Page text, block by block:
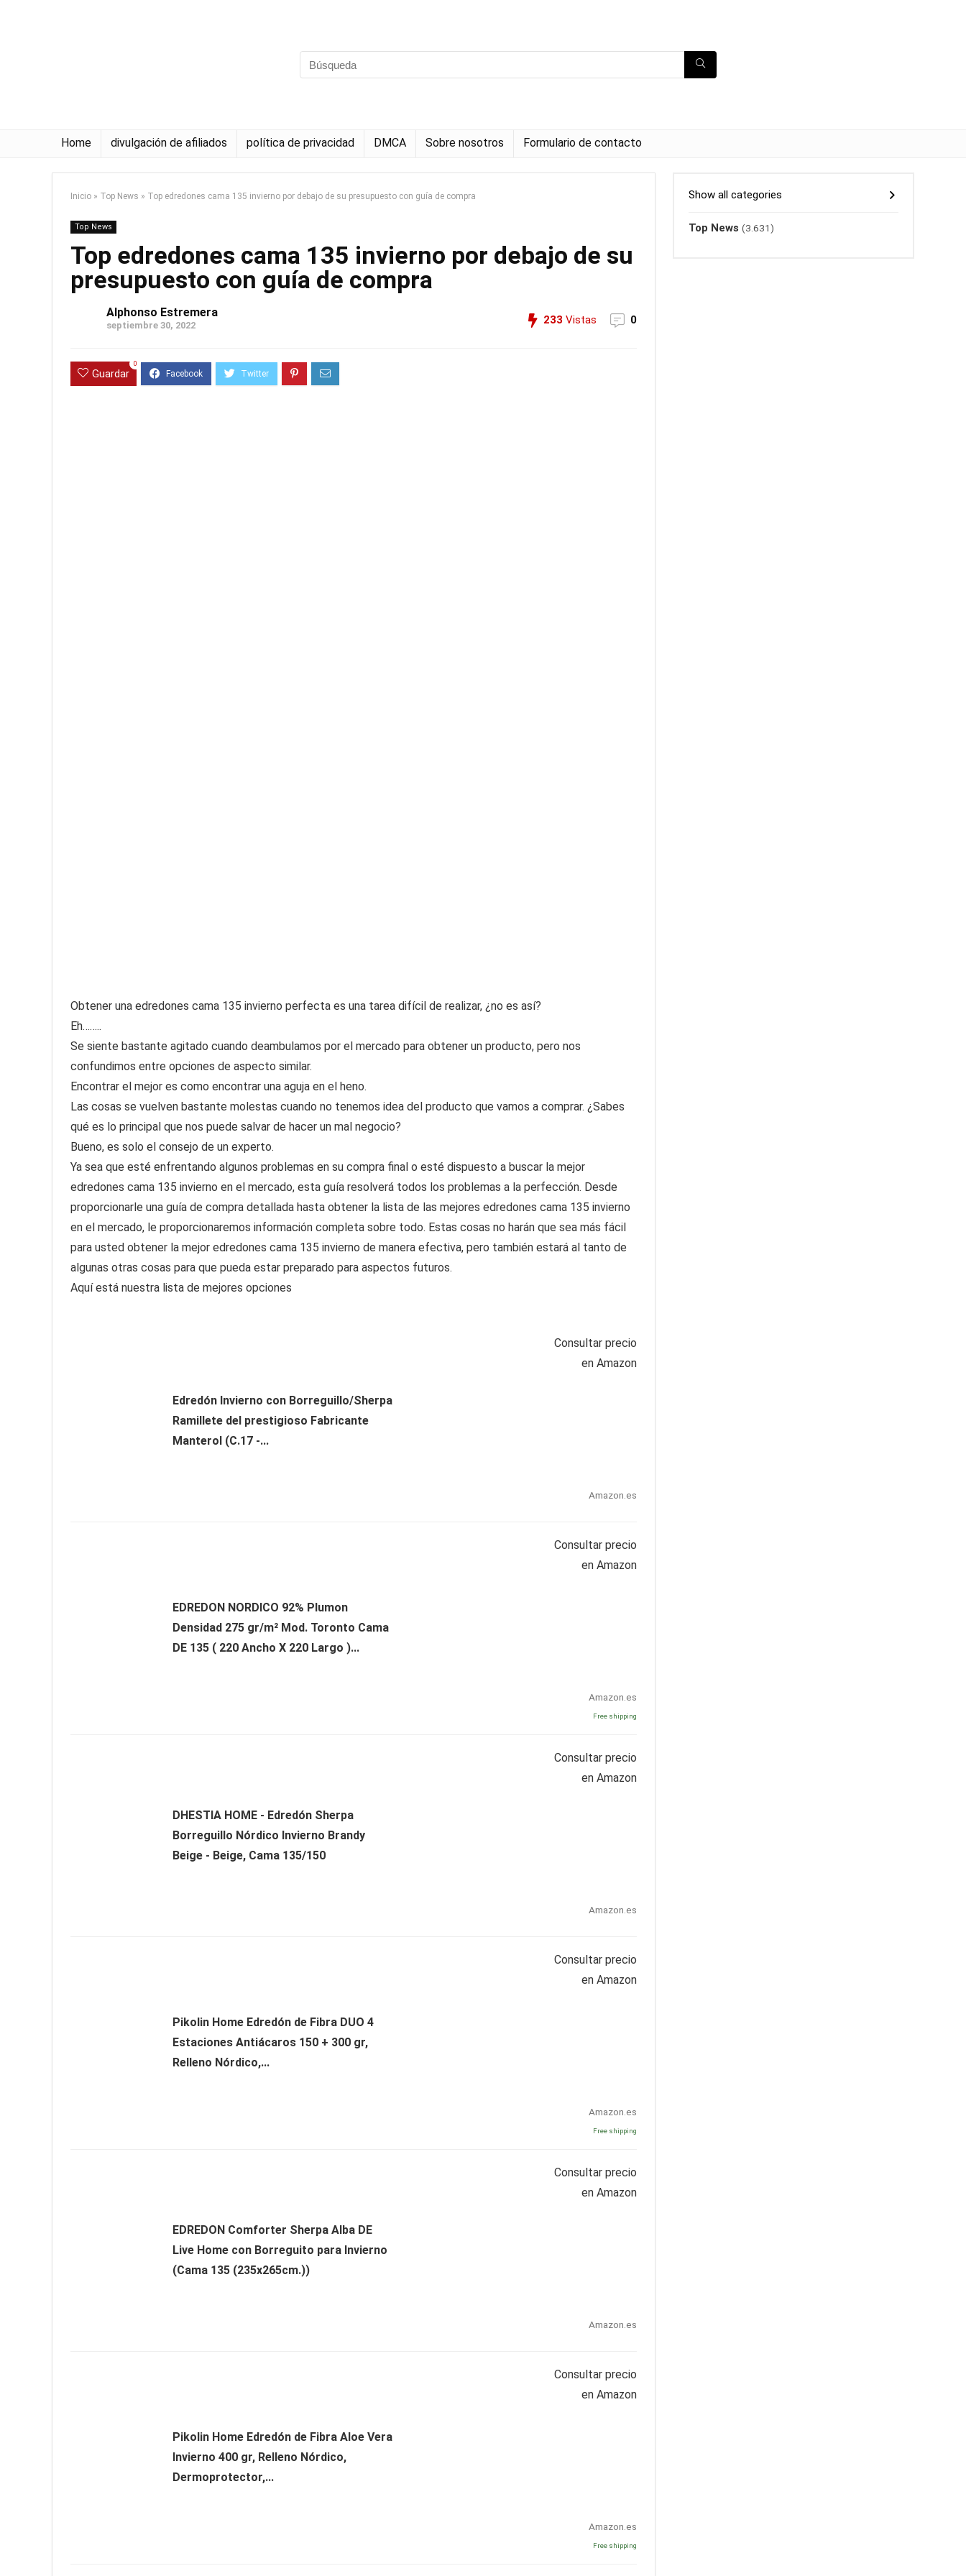
Home divulgación de afiliados política de privacidad DMCA Sobre nosotros Formulario de contacto
Inicio » Top News » Top edredones cama 135 invierno por debajo de su presupuesto con guía de compra
Top News
Top edredones cama 135 invierno por debajo de su
presupuesto con guía de compra
Alphonso Estremera
septiembre 30, 2022 233 Vistas 0
Guardar
0
Obtener una edredones cama 135 invierno perfecta es una tarea difícil de realizar, ¿no es así?
Eh……..
Se siente bastante agitado cuando deambulamos por el mercado para obtener un producto, pero nos
confundimos entre opciones de aspecto similar.
Encontrar el mejor es como encontrar una aguja en el heno.
Las cosas se vuelven bastante molestas cuando no tenemos idea del producto que vamos a comprar. ¿Sabes
qué es lo principal que nos puede salvar de hacer un mal negocio?
Bueno, es solo el consejo de un experto.
Ya sea que esté enfrentando algunos problemas en su compra final o esté dispuesto a buscar la mejor
edredones cama 135 invierno en el mercado, esta guía resolverá todos los problemas a la perfección. Desde
proporcionarle una guía de compra detallada hasta obtener la lista de las mejores edredones cama 135 invierno
en el mercado, le proporcionaremos información completa sobre todo. Estas cosas no harán que sea más fácil
para usted obtener la mejor edredones cama 135 invierno de manera efectiva, pero también estará al tanto de
algunas otras cosas para que pueda estar preparado para aspectos futuros.
Aquí está nuestra lista de mejores opciones
Edredón Invierno con Borreguillo/Sherpa
Ramillete del prestigioso Fabricante
Manterol (C.17 -...
Consultar precio
en Amazon
Amazon.es
EDREDON NORDICO 92% Plumon
Densidad 275 gr/m² Mod. Toronto Cama
DE 135 ( 220 Ancho X 220 Largo )...
Consultar precio
en Amazon
Amazon.es
Free shipping
DHESTIA HOME - Edredón Sherpa
Borreguillo Nórdico Invierno Brandy
Beige - Beige, Cama 135/150
Consultar precio
en Amazon
Amazon.es
Pikolin Home Edredón de Fibra DUO 4
Estaciones Antiácaros 150 + 300 gr,
Relleno Nórdico,...
Consultar precio
en Amazon
Amazon.es
Free shipping
EDREDON Comforter Sherpa Alba DE
Live Home con Borreguito para Invierno
(Cama 135 (235x265cm.))
Consultar precio
en Amazon
Amazon.es
Pikolin Home Edredón de Fibra Aloe Vera
Invierno 400 gr, Relleno Nórdico,
Dermoprotector,...
Consultar precio
en Amazon
Amazon.es
Free shipping
Show all categories
Top News (3.631)